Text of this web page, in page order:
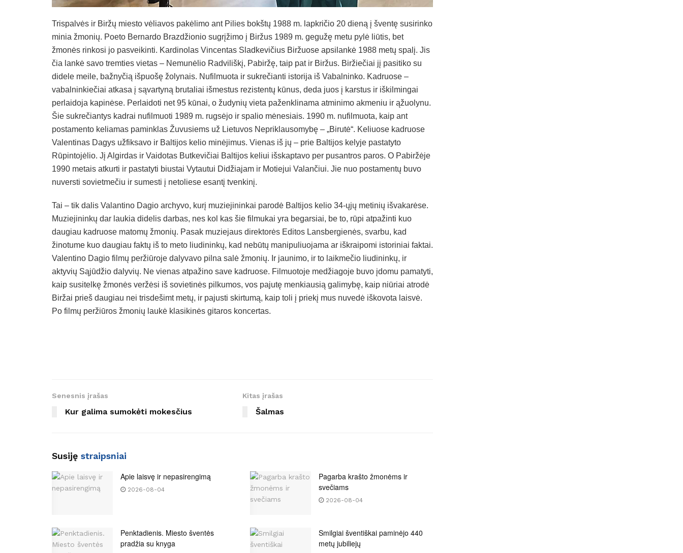
Trispalvės ir Biržų miesto vėliavos pakėlimo ant Pilies bokštų 1988 m. lapkričio 20 dieną į šventę susirinko
minia žmonių. Poeto Bernardo Brazdžionio sugrįžimo į Biržus 1989 m. gegužę metu pylė liūtis, bet
žmonės rinkosi jo pasveikinti. Kardinolas Vincentas Sladkevičius Biržuose apsilankė 1988 metų spalį. Jis
čia lankė savo tremties vietas – Nemunėlio Radviliškį, Pabiržę, taip pat ir Biržus. Biržiečiai jį pasitiko su
didele meile, bažnyčią išpuošę žolynais. Nufilmuota ir sukrečianti istorija iš Vabalninko. Kadruose –
vabalninkiečiai atkasa į sąvartyną brutaliai išmestus rezistentų kūnus, deda juos į karstus ir iškilmingai
perlaidoja kapinėse. Perlaidoti net 95 kūnai, o žudynių vieta paženklinama atminimo akmeniu ir ąžuolynu.
Šie sukrečiantys kadrai nufilmuoti 1989 m. rugsėjo ir spalio mėnesiais. 1990 m. nufilmuota, kaip ant
postamento keliamas paminklas Žuvusiems už Lietuvos Nepriklausomybę – „Birutė“. Keliuose kadruose
Valentinas Dagys užfiksavo ir Baltijos kelio minėjimus. Vienas iš jų – prie Baltijos kelyje pastatyto
Rūpintojėlio. Jį Algirdas ir Vaidotas Butkevičiai Baltijos keliui išskaptavo per pusantros paros. O Pabiržėje
1990 metais atkurti ir pastatyti biustai Vytautui Didžiajam ir Motiejui Valančiui. Jie nuo postamentų buvo
nuversti sovietmečiu ir sumesti į netoliese esantį tvenkinį.
Tai – tik dalis Valantino Dagio archyvo, kurį muziejininkai parodė Baltijos kelio 34-ųjų metinių išvakarėse.
Muziejininkų dar laukia didelis darbas, nes kol kas šie filmukai yra begarsiai, be to, rūpi atpažinti kuo
daugiau kadruose matomų žmonių. Pasak muziejaus direktorės Editos Lansbergienės, svarbu, kad
žinotume kuo daugiau faktų iš to meto liudininkų, kad nebūtų manipuliuojama ar iškraipomi istoriniai faktai.
Valentino Dagio filmų peržiūroje dalyvavo pilna salė žmonių. Ir jaunimo, ir to laikmečio liudininkų, ir
aktyvių Sąjūdžio dalyvių. Ne vienas atpažino save kadruose. Filmuotoje medžiagoje buvo įdomu pamatyti,
kaip susitelkę žmonės veržėsi iš sovietinės pilkumos, vos pajutę menkiausią galimybę, kaip niūriai atrodė
Biržai prieš daugiau nei trisdešimt metų, ir pajusti skirtumą, kaip toli į priekį mus nuvedė iškovota laisvė.
Po filmų peržiūros žmonių laukė klasikinės gitaros koncertas.
Senesnis įrašas
Kur galima sumokėti mokesčius
Kitas įrašas
Šalmas
Susiję straipsniai
Apie laisvę ir nepasirengimą
2026-08-04
Pagarba krašto žmonėms ir
svečiams
2026-08-04
Penktadienis. Miesto šventės
pradžia su knyga
Smilgiai šventiškai paminėjo 440
metų jubiliejų